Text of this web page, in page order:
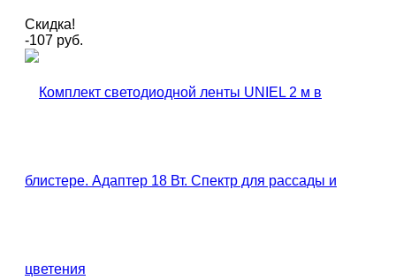
Скидка!
-107 руб.